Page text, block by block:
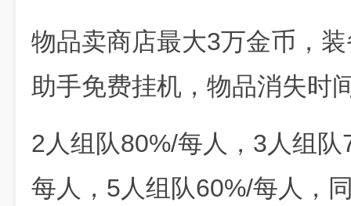
物品卖商店最大3万金币，
助手免费挂机，物品消失时
2人组队80%/每人，3人组
每人，5人组队60%/每人，